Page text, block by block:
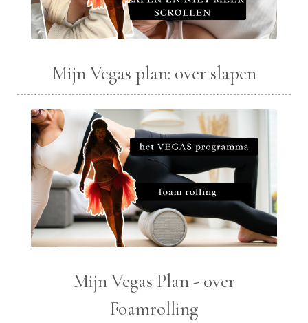
Mijn Vegas plan: over slapen
Mijn Vegas Plan - over
Foamrolling